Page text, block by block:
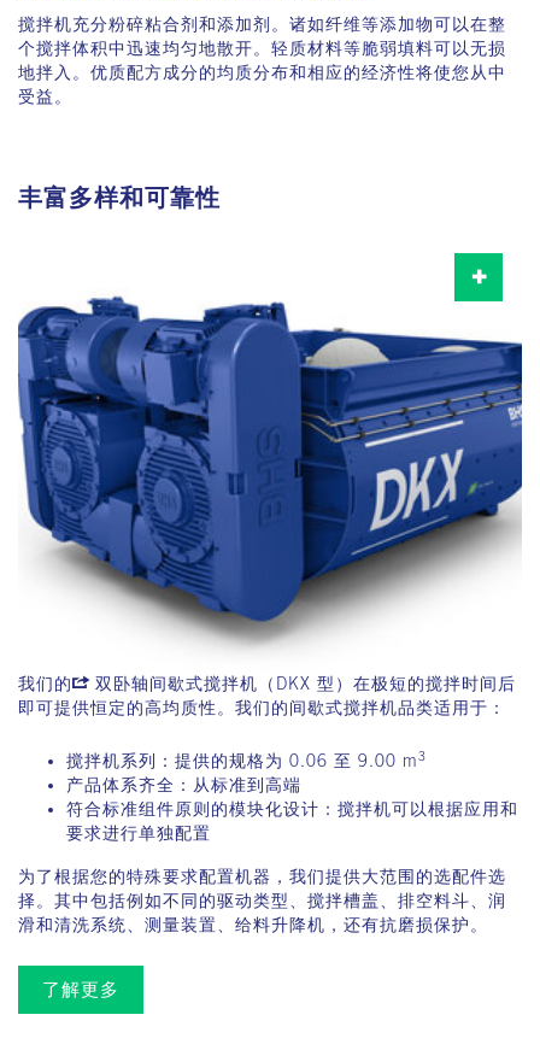
搅拌机充分粉碎粘合剂和添加剂。诸如纤维等添加物可以在整
个搅拌体积中迅速均匀地散开。轻质材料等脆弱填料可以无损
地拌入。优质配方成分的均质分布和相应的经济性将使您从中
受益。
丰富多样和可靠性
我们的 双卧轴间歇式搅拌机（DKX 型） 在极短的搅拌时间后
即可提供恒定的高均质性。我们的间歇式搅拌机品类适用于：
搅拌机系列：提供的规格为 0.06 至 9.00 m3
产品体系齐全：从标准到高端
符合标准组件原则的模块化设计：搅拌机可以根据应用和
要求进行单独配置
为了根据您的特殊要求配置机器，我们提供大范围的选配件选
择。其中包括例如不同的驱动类型、搅拌槽盖、排空料斗、润
滑和清洗系统、测量装置、给料升降机，还有抗磨损保护。
了解更多